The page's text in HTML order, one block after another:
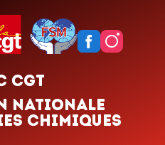
CGT
NATIONALE
CHIMIQUES